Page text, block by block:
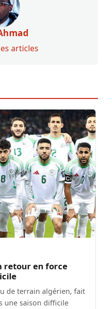
articles
retour en force
de terrain algérien, fait
une saison difficile